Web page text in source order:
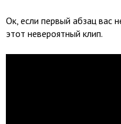
Ок, если первый абзац вас
этот невероятный клип.